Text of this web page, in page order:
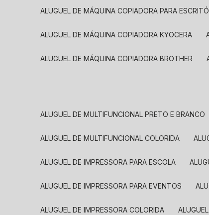
ALUGUEL DE MÁQUINA COPIADORA PARA
ALUGUEL DE MÁQUINA COPIADORA KYOCERA
ALUGUEL DE MÁQUINA COPIADORA BROTHER
ALUGUEL DE MULTIFUNCIONAL PRETO E BRANCO
ALUGUEL DE MULTIFUNCIONAL COLORIDA
ALUGUEL DE IMPRESSORA PARA ESCOLA
ALUGUEL DE IMPRESSORA PARA EVENTOS
ALUGUEL DE IMPRESSORA COLORIDA